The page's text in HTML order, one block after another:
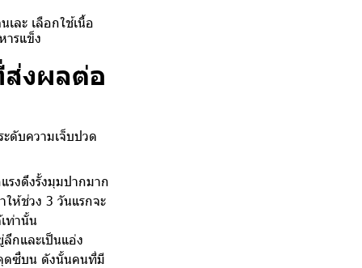
ละ เลือกใช้เนื้อ
ารแข็ง
ส่งผลต่อ
ดับความเจ็บปวด
งดึงรั้งมุมปากมาก
ห้ช่วง 3 วันแรกจะ
ท่านั้น
กและเป็นแอ่ง
ดซี่บน ดังนั้นคนที่มี